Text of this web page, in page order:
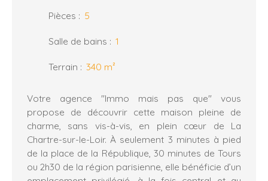
Pièces : 5
Salle de bains : 1
Terrain : 340 m²
Votre agence "Immo mais pas que" vous
propose de découvrir cette maison pleine de
charme, sans vis-à-vis, en plein cœur de La
Chartre-sur-le-Loir. À seulement 3 minutes à pied
de la place de la République, 30 minutes de Tours
ou 2h30 de la région parisienne, elle bénéficie d’un